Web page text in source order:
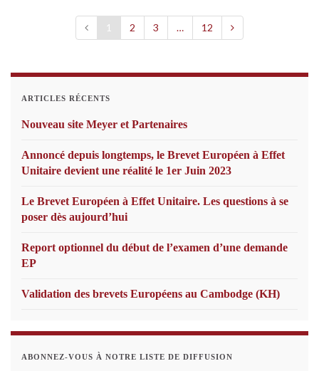
1 2 3 … 12
ARTICLES RÉCENTS
Nouveau site Meyer et Partenaires
Annoncé depuis longtemps, le Brevet Européen à Effet
Unitaire devient une réalité le 1er Juin 2023
Le Brevet Européen à Effet Unitaire. Les questions à se
poser dès aujourd’hui
Report optionnel du début de l’examen d’une demande
EP
Validation des brevets Européens au Cambodge (KH)
ABONNEZ-VOUS À NOTRE LISTE DE DIFFUSION